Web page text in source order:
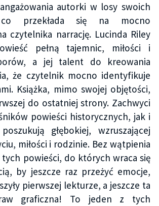
autorki w losy swoich
co przekłada się na mocno
czytelnika narrację. Lucinda Riley
pełną tajemnic, miłości i
a jej talent do kreowania
że czytelnik mocno identyfikuje
Książka, mimo swojej objętości,
do ostatniej strony. Zachwyci
powieści historycznych, jak i
głębokiej, wzruszającej
miłości i rodzinie. Bez wątpienia
powieści, do których wraca się
by jeszcze raz przeżyć emocje,
pierwszej lekturze, a jeszcze ta
graficzna! To jeden z tych